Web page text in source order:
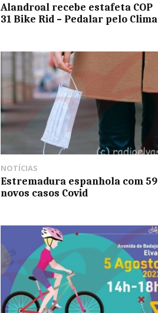
Alandroal recebe estafeta COP
31 Bike Rid – Pedalar pelo Clima
NOTÍCIAS
Estremadura espanhola com 59
novos casos Covid